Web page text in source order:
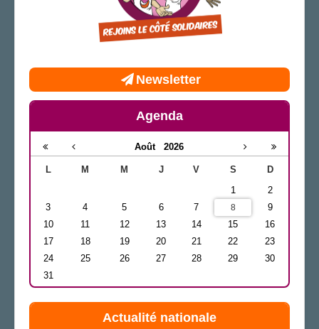
Newsletter
Agenda
Août 2026
L M M J V S
D
1
2
3
4 5 6 7 8
9
10
11 12 13 14 15
16
17
18 19 20 21 22
23
24
25 26 27 28 29
30
31
Actualité nationale